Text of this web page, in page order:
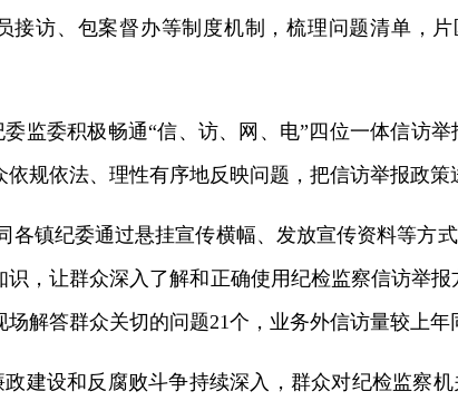
接访、包案督办等制度机制，梳理问题清单，
委监委积极畅通“信、访、网、电”四位一体信访
依规依法、理性有序地反映问题，把信访举报政
各镇纪委通过悬挂宣传横幅、发放宣传资料等方
识，让群众深入了解和正确使用纪检监察信访举
场解答群众关切的问题21个，业务外信访量较上年
政建设和反腐败斗争持续深入，群众对纪检监察